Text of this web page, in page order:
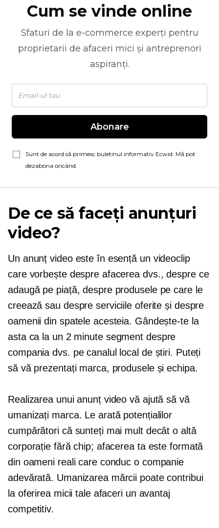
Cum se vinde online
Sfaturi de la e-commerce experți pentru
proprietarii de afaceri mici și antreprenori
aspiranți.
Abonare
Sunt de acord să primesc buletinul informativ Ecwid. Mă pot
dezabona oricând.
De ce să faceți anunțuri
video?
Un anunț video este în esență un videoclip
care vorbește despre afacerea dvs., despre ce
adaugă pe piață, despre produsele pe care le
creează sau despre serviciile oferite și despre
oamenii din spatele acesteia. Gândește-te la
asta ca la un 2 minutesegment despre
compania dvs. pe canalul local de știri. Puteți
să vă prezentați marca, produsele și echipa.
Realizarea unui anunț video vă ajută să vă
umanizați marca. Le arată potențialilor
cumpărători că sunteți mai mult decât o altă
corporație fără chip; afacerea ta este formată
din oameni reali care conduc o companie
adevărată. Umanizarea mărcii poate contribui
la oferirea micii tale afaceri un avantaj
competitiv.